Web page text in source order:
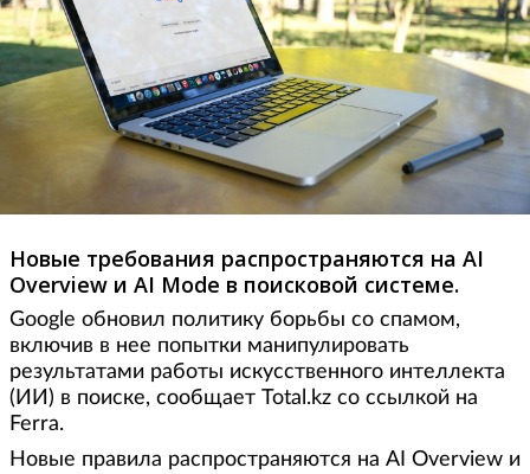
Новые требования распространяются на AI
Overview и AI Mode в поисковой системе.
Google обновил политику борьбы со спамом,
включив в нее попытки манипулировать
результатами работы искусственного интеллекта
(ИИ) в поиске, сообщает Total.kz со ссылкой на
Ferra.
Новые правила распространяются на AI Overview и